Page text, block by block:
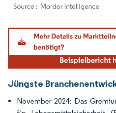
Bild © Mordor Intelligence.
Jüngste
November 2024: Das